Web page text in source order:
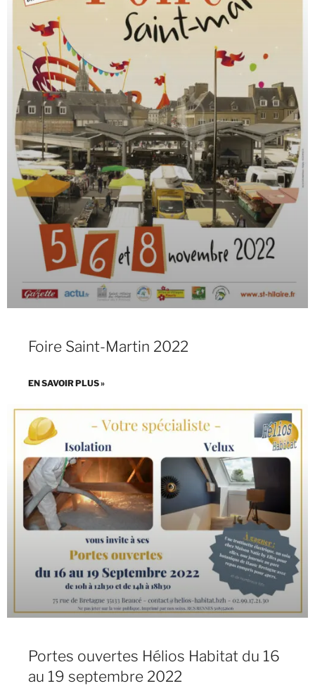
Foire Saint-Martin 2022
EN SAVOIR PLUS »
Portes ouvertes Hélios Habitat du 16
au 19 septembre 2022